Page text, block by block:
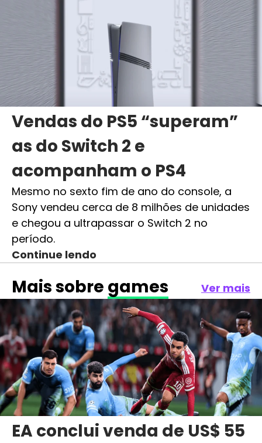
Vendas do PS5 “superam”
as do Switch 2 e
acompanham o PS4
Mesmo no sexto fim de ano do console, a
Sony vendeu cerca de 8 milhões de unidades
e chegou a ultrapassar o Switch 2 no
período.
Continue lendo
Mais sobre games Ver mais
EA conclui venda de US$ 55